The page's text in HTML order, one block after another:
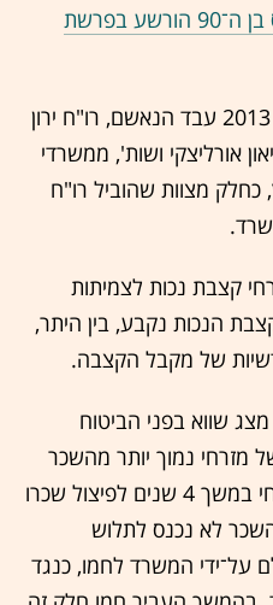
אחרי כמעט עשור: המהנדס בן ה־90 הורשע בפרשת
לפי כתב האישום, החל משנת 2013 עבד הנאשם, רו"ח ירון
אורליצקי ושות', ממשרדי
כחלק מצוות שהוביל רו"ח
קצבת נכות לצמיתות
הנכות נקבע, בין היתר,
של מקבל הקצבה.
שווא בפני הביטוח
מזרחי נמוך יותר מהשכר
שקיבל בפועל, פעלו חמו ומזרחי במשך 4 שנים לפיצול שכרו
לא נכנס לתלוש
על־ידי המשרד לחמו, כנגד